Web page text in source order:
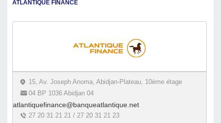
ATLANTIQUE FINANCE
15, Av. Joseph Anoma, Abidjan-Plateau, 10ème étage
04 BP 1036 Abidjan 04
atlantiquefinance@banqueatlantique.net
27 20 31 21 21 / 27 20 31 21 23